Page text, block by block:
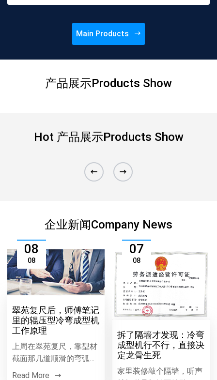
的：辊轮拉毛、截面拱腰、换
卷就裂。买冷弯成型机前，
Main Products
产品展示Products Show
Hot 产品展示Products Show
企业新闻Company News
08
08
翠苑复尺后，师傅笔记
里的辊压型冷弯成型机
工作原理
上周在翠苑复尺，靠型材
截面那几道顺滑的弯弧就
判断出辊压线的品相，借
Read More
07
08
拆了隔墙才发现：冷弯
成型机行不行，直接决
定龙骨生死
家里装修敲个隔墙，听声